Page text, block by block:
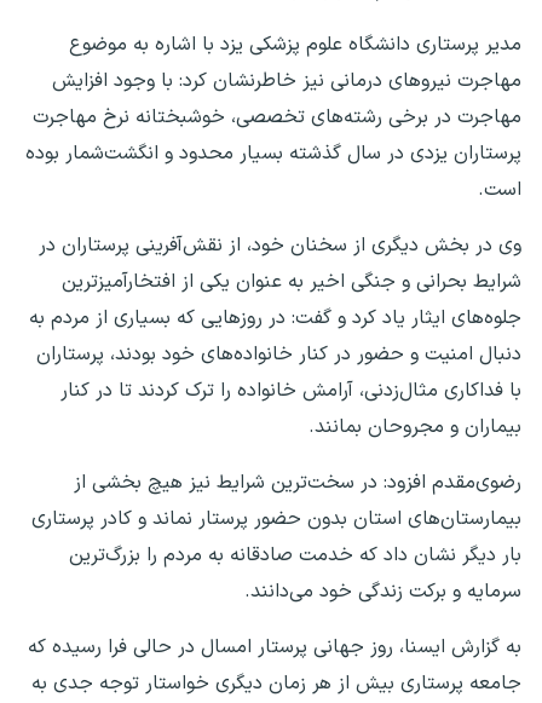
مدیر پرستاری دانشگاه علوم پزشکی یزد با اشاره به موضوع
مهاجرت نیروهای درمانی نیز خاطرنشان کرد: با وجود افزایش
مهاجرت در برخی رشته‌های تخصصی، خوشبختانه نرخ مهاجرت
پرستاران یزدی در سال گذشته بسیار محدود و انگشت‌شمار بوده
است.
وی در بخش دیگری از سخنان خود، از نقش‌آفرینی پرستاران در
شرایط بحرانی و جنگی اخیر به عنوان یکی از افتخارآمیزترین
جلوه‌های ایثار یاد کرد و گفت: در روزهایی که بسیاری از مردم به
دنبال امنیت و حضور در کنار خانواده‌های خود بودند، پرستاران
با فداکاری مثال‌زدنی، آرامش خانواده را ترک کردند تا در کنار
بیماران و مجروحان بمانند.
رضوی‌مقدم افزود: در سخت‌ترین شرایط نیز هیچ بخشی از
بیمارستان‌های استان بدون حضور پرستار نماند و کادر پرستاری
بار دیگر نشان داد که خدمت صادقانه به مردم را بزرگ‌ترین
سرمایه و برکت زندگی خود می‌دانند.
به گزارش ایسنا، روز جهانی پرستار امسال در حالی فرا رسیده که
جامعه پرستاری بیش از هر زمان دیگری خواستار توجه جدی به